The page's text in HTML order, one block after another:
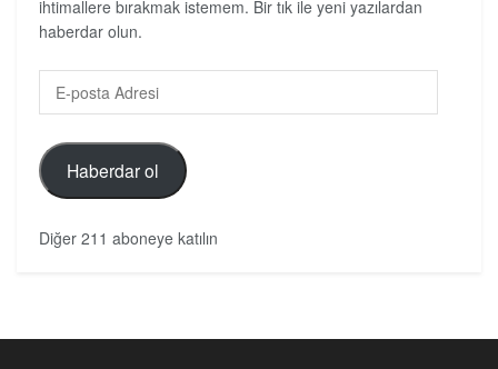
ihtimallere bırakmak istemem. Bir tık ile yeni yazılardan
haberdar olun.
Haberdar ol
Diğer 211 aboneye katılın